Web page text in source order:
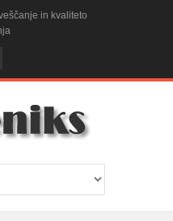
in kvaliteto